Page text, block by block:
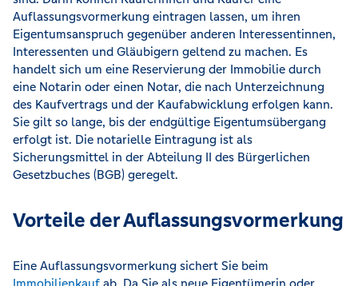
Auflassungsvormerkung eintragen lassen, um ihren
Eigentumsanspruch gegenüber anderen Interessentinnen,
Interessenten und Gläubigern geltend zu machen. Es
handelt sich um eine Reservierung der Immobilie durch
eine Notarin oder einen Notar, die nach Unterzeichnung
des Kaufvertrags und der Kaufabwicklung erfolgen kann.
Sie gilt so lange, bis der endgültige Eigentumsübergang
erfolgt ist. Die notarielle Eintragung ist als
Sicherungsmittel in der Abteilung II des Bürgerlichen
Gesetzbuches (BGB) geregelt.
Vorteile der Auflassungsvormerkung
Eine Auflassungsvormerkung sichert Sie beim